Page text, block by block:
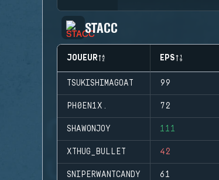
STACC
JOUEUR EPS
TSUKISHIMAGOAT 99
PH0EN1X. 72
SHAWONJOY 111
XTHUG_BULLET 42
SNIPERWANTCANDY 61